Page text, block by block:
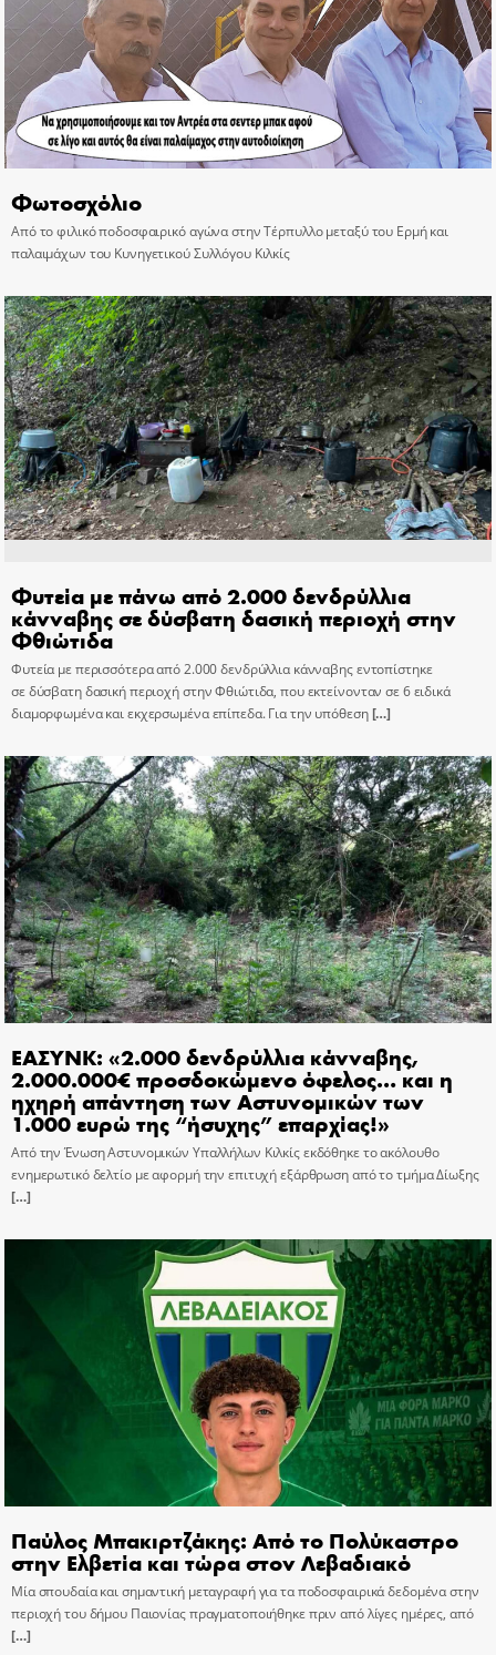
Φωτοσχόλιο
Από το φιλικό ποδοσφαιρικό αγώνα στην Τέρπυλλο μεταξύ του Ερμή και
παλαιμάχων του Κυνηγετικού Συλλόγου Κιλκίς
Φυτεία με πάνω από 2.000 δενδρύλλια
κάνναβης σε δύσβατη δασική περιοχή στην
Φθιώτιδα
Φυτεία με περισσότερα από 2.000 δενδρύλλια κάνναβης εντοπίστηκε
σε δύσβατη δασική περιοχή στην Φθιώτιδα, που εκτείνονταν σε 6 ειδικά
διαμορφωμένα και εκχερσωμένα επίπεδα. Για την υπόθεση[…]
ΕΑΣΥΝΚ: «2.000 δενδρύλλια κάνναβης,
2.000.000€ προσδοκώμενο όφελος… και η
ηχηρή απάντηση των Αστυνομικών των
1.000 ευρώ της “ήσυχης” επαρχίας!»
Από την Ένωση Αστυνομικών Υπαλλήλων Κιλκίς εκδόθηκε το ακόλουθο
ενημερωτικό δελτίο με αφορμή την επιτυχή εξάρθρωση από το τμήμα Δίωξης
[…]
Παύλος Μπακιρτζάκης: Από το Πολύκαστρο
στην Ελβετία και τώρα στον Λεβαδιακό
Μία σπουδαία και σημαντική μεταγραφή για τα ποδοσφαιρικά δεδομένα στην
περιοχή του δήμου Παιονίας πραγματοποιήθηκε πριν από λίγες ημέρες, από
[…]